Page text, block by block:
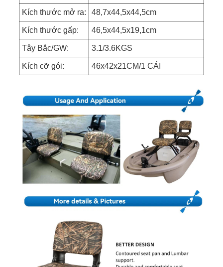
Kích thước mở ra: 48,7x44,5x44,5cm
Kích thước gấp: 46,5x44,5x19,1cm
Tây Bắc/GW: 3.1/3.6KGS
Kích cỡ gói: 46x42x21CM/1 CÁI